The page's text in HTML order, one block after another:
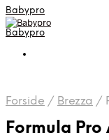
Babypro
Babypro
Forside / Brezza /
Formula Pro